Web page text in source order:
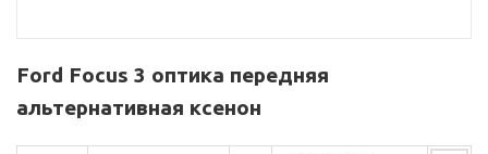
Ford Focus 3 оптика передняя
альтернативная ксенон